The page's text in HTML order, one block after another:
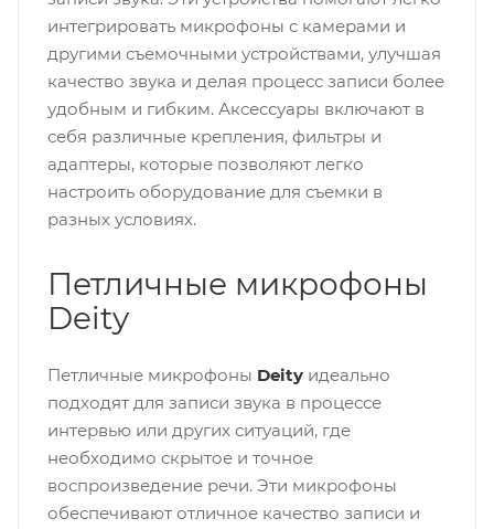
интегрировать микрофоны с камерами и
другими съемочными устройствами, улучшая
качество звука и делая процесс записи более
удобным и гибким. Аксессуары включают в
себя различные крепления, фильтры и
адаптеры, которые позволяют легко
настроить оборудование для съемки в
разных условиях.
Петличные микрофоны
Deity
Петличные микрофоны Deityидеально
подходят для записи звука в процессе
интервью или других ситуаций, где
необходимо скрытое и точное
воспроизведение речи. Эти микрофоны
обеспечивают отличное качество записи и